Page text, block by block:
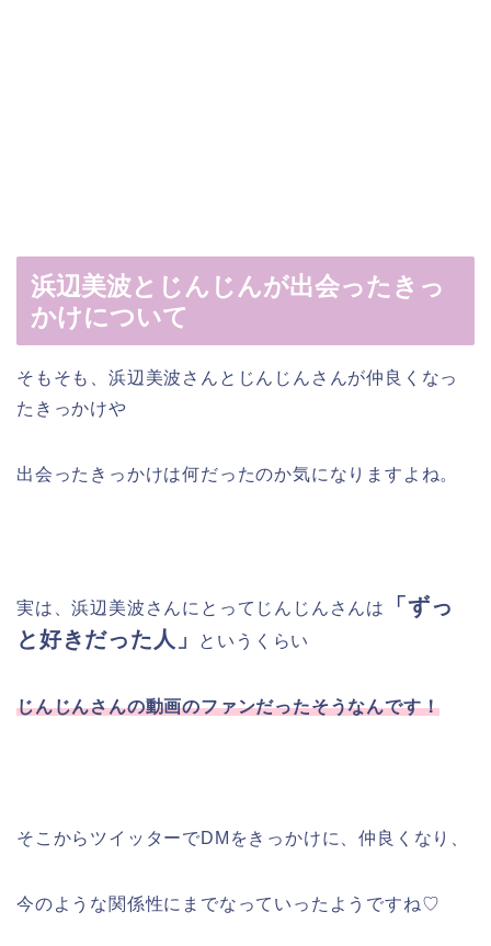
浜辺美波とじんじんが出会ったきっ
かけについて
そもそも、浜辺美波さんとじんじんさんが仲良くなっ
たきっかけや
出会ったきっかけは何だったのか気になりますよね。
実は、浜辺美波さんにとってじんじんさんは
「ずっ
と好きだった人」
というくらい
じんじんさんの動画のファンだったそうなんです！
そこからツイッターでDMをきっかけに、仲良くなり、
今のような関係性にまでなっていったようですね♡